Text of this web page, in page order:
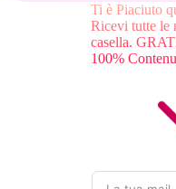
Ti è Piaciuto
Ricevi tutte le
casella.
100%